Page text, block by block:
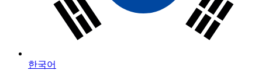
한국어